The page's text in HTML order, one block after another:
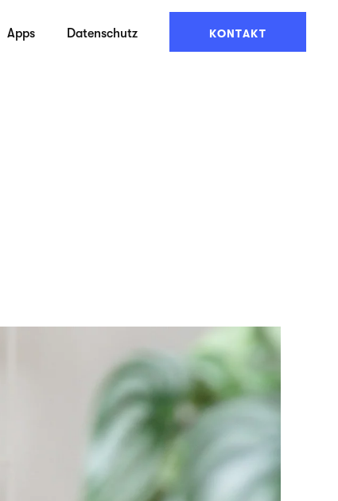
Apps Datenschutz KONTAKT